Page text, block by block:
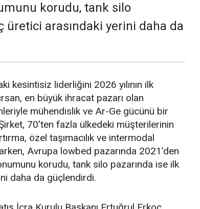
korudu, tank silo
üretici arasındaki yerini daha da
kesintisiz liderliğini 2026 yılının ilk
en büyük ih­racat pazarı olan
mühendislik ve Ar-Ge gücünü bir
70’ten fazla ül­kedeki müşterilerinin
özel taşıma­cılık ve intermodal
Avrupa lowbed pazarında 2021’den
korudu, tank silo pazarında ise ilk
daha da güçlen­dirdi.